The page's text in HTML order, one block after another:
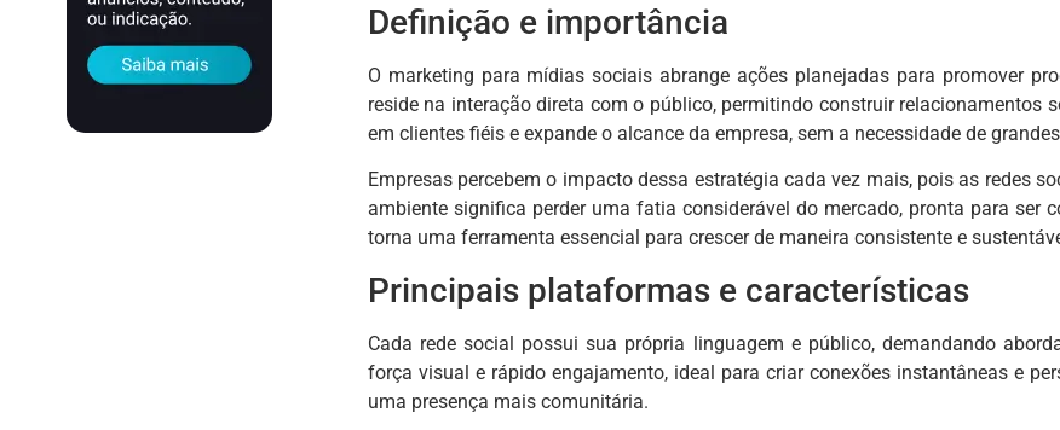
Definição e importância
O marketing para mídias sociais abrange ações planejadas para promover
reside na interação direta com o público, permitindo construir relacionamentos
em clientes fiéis e expande o alcance da empresa, sem a necessidade de
Empresas percebem o impacto dessa estratégia cada vez mais, pois as redes
ambiente significa perder uma fatia considerável do mercado, pronta para ser
torna uma ferramenta essencial para crescer de maneira consistente e
Principais plataformas e características
Cada rede social possui sua própria linguagem e público, demandando
força visual e rápido engajamento, ideal para criar conexões instantâneas e
uma presença mais comunitária.